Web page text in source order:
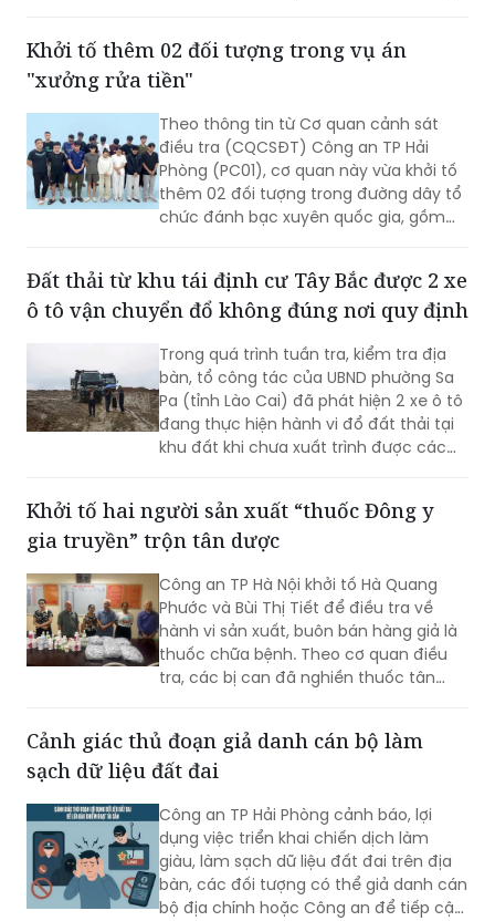
Khởi tố thêm 02 đối tượng trong vụ án
"xưởng rửa tiền"
Theo thông tin từ Cơ quan cảnh sát
điều tra (CQCSĐT) Công an TP Hải
Phòng (PC01), cơ quan này vừa khởi tố
thêm 02 đối tượng trong đường dây tổ
chức đánh bạc xuyên quốc gia, gồm
đối tượng Hoàng Xuân Đức (SN 2003),
trú tại phường Châu Sơn, tỉnh Ninh Bình,
“Đánh bạc”.
Đất thải từ khu tái định cư Tây Bắc được 2 xe
ô tô vận chuyển đổ không đúng nơi quy định
Trong quá trình tuần tra, kiểm tra địa
bàn, tổ công tác của UBND phường Sa
Pa (tỉnh Lào Cai) đã phát hiện 2 xe ô tô
đang thực hiện hành vi đổ đất thải tại
khu đất khi chưa xuất trình được các
Khởi tố hai người sản xuất “thuốc Đông y
gia truyền” trộn tân dược
Công an TP Hà Nội khởi tố Hà Quang
Phước và Bùi Thị Tiết để điều tra về
hành vi sản xuất, buôn bán hàng giả là
thuốc chữa bệnh. Theo cơ quan điều
tra, các bị can đã nghiền thuốc tân
gói dưới nhãn “thuốc Đông y gia truyền”
để bán cho người bệnh.
Cảnh giác thủ đoạn giả danh cán bộ làm
sạch dữ liệu đất đai
Công an TP Hải Phòng cảnh báo, lợi
dụng việc triển khai chiến dịch làm
giàu, làm sạch dữ liệu đất đai trên địa
bàn, các đối tượng có thể giả danh cán
bộ địa chính hoặc Công an để tiếp cận,